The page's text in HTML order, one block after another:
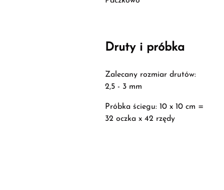
Druty i próbka
Zalecany rozmiar drutów:
2,5 - 3 mm
Próbka ściegu: 10 x 10 cm =
32 oczka x 42 rzędy